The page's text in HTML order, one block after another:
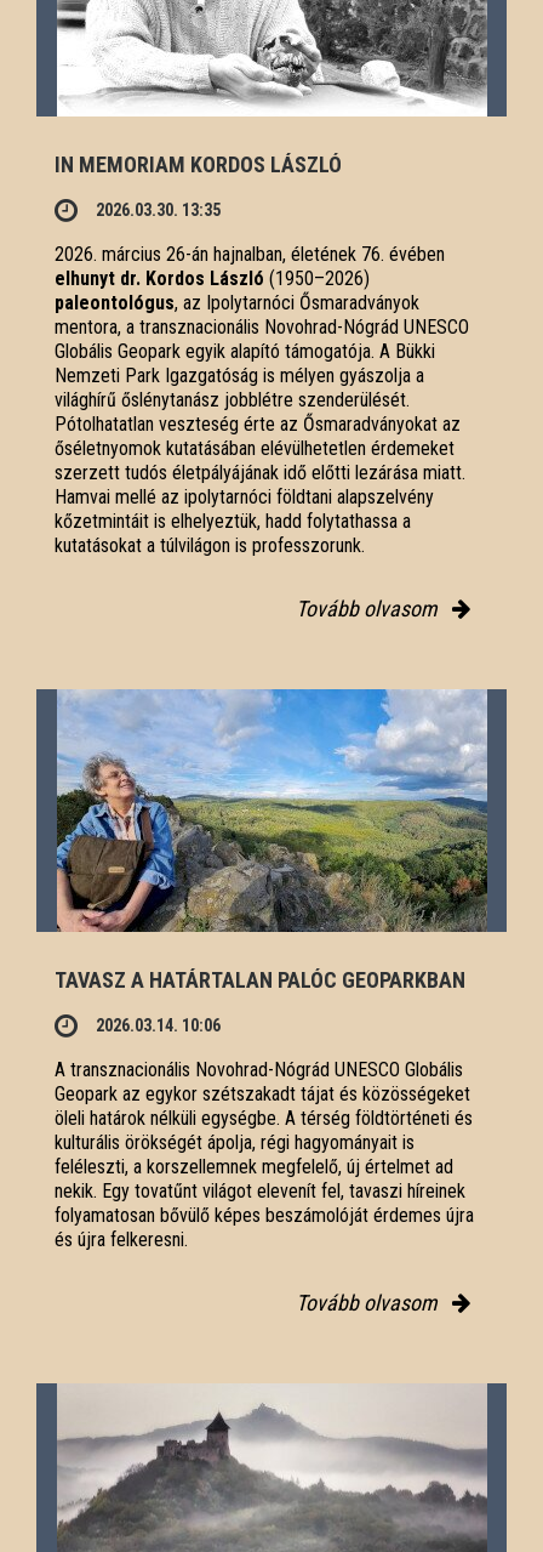
IN MEMORIAM KORDOS LÁSZLÓ
2026.03.30. 13:35
2026. március 26-án hajnalban, életének 76. évében
elhunyt dr. Kordos László (1950–2026)
paleontológus, az Ipolytarnóci Ősmaradványok
mentora, a transznacionális Novohrad-Nógrád UNESCO
Globális Geopark egyik alapító támogatója. A Bükki
Nemzeti Park Igazgatóság is mélyen gyászolja a
világhírű őslénytanász jobblétre szenderülését.
Pótolhatatlan veszteség érte az Ősmaradványokat az
őséletnyomok kutatásában elévülhetetlen érdemeket
szerzett tudós életpályájának idő előtti lezárása miatt.
Hamvai mellé az ipolytarnóci földtani alapszelvény
kőzetmintáit is elhelyeztük, hadd folytathassa a
kutatásokat a túlvilágon is professzorunk.
Tovább olvasom
TAVASZ A HATÁRTALAN PALÓC GEOPARKBAN
2026.03.14. 10:06
A transznacionális Novohrad-Nógrád UNESCO Globális
Geopark az egykor szétszakadt tájat és közösségeket
öleli határok nélküli egységbe. A térség földtörténeti és
kulturális örökségét ápolja, régi hagyományait is
feléleszti, a korszellemnek megfelelő, új értelmet ad
nekik. Egy tovatűnt világot elevenít fel, tavaszi híreinek
folyamatosan bővülő képes beszámolóját érdemes újra
és újra felkeresni.
Tovább olvasom